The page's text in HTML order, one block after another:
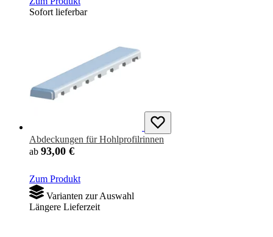
Sofort lieferbar
Abdeckungen für Hohlprofilrinnen
ab 93,00 €
Zum Produkt
Varianten zur Auswahl
Längere Lieferzeit